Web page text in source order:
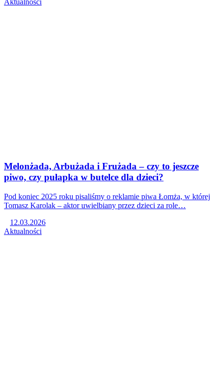
Aktualności
Melonżada, Arbużada i Frużada – czy to jeszcze
piwo, czy pułapka w butelce dla dzieci?
Pod koniec 2025 roku pisaliśmy o reklamie piwa Łomża, w której
Tomasz Karolak – aktor uwielbiany przez dzieci za role…
12.03.2026
Aktualności